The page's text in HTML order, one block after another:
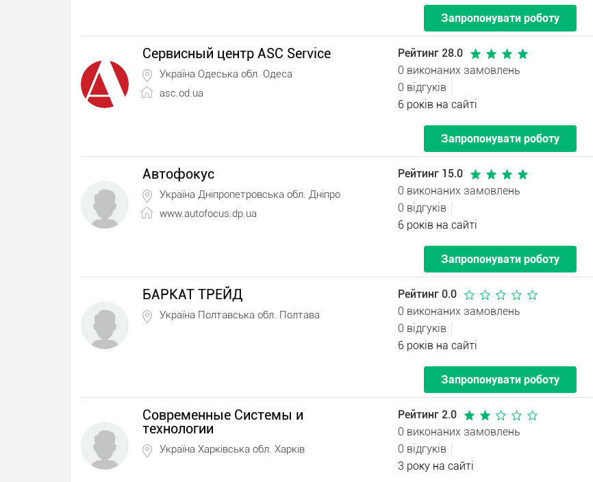
Запропонувати роботу
Сервисный центр ASC Service
Україна Одеська обл. Одеса
asc.od.ua
Рейтинг 28.0
0 виконаних замовлень
0 відгуків
6 років на сайті
Запропонувати роботу
Автофокус
Україна Дніпропетровська обл. Дніпро
www.autofocus.dp.ua
Рейтинг 15.0
0 виконаних замовлень
0 відгуків
6 років на сайті
Запропонувати роботу
БАРКАТ ТРЕЙД
Україна Полтавська обл. Полтава
Рейтинг 0.0
0 виконаних замовлень
0 відгуків
6 років на сайті
Запропонувати роботу
Современные Системы и
технологии
Україна Харківська обл. Харків
Рейтинг 2.0
0 виконаних замовлень
0 відгуків
3 року на сайті